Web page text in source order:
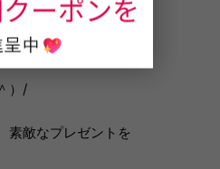
）/
素敵なプレゼントを